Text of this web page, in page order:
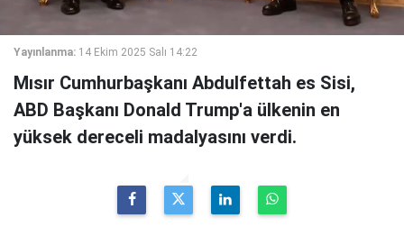
Yayınlanma: 14 Ekim 2025 Salı 14:22
Mısır Cumhurbaşkanı Abdulfettah es Sisi,
ABD Başkanı Donald Trump'a ülkenin en
yüksek dereceli madalyasını verdi.